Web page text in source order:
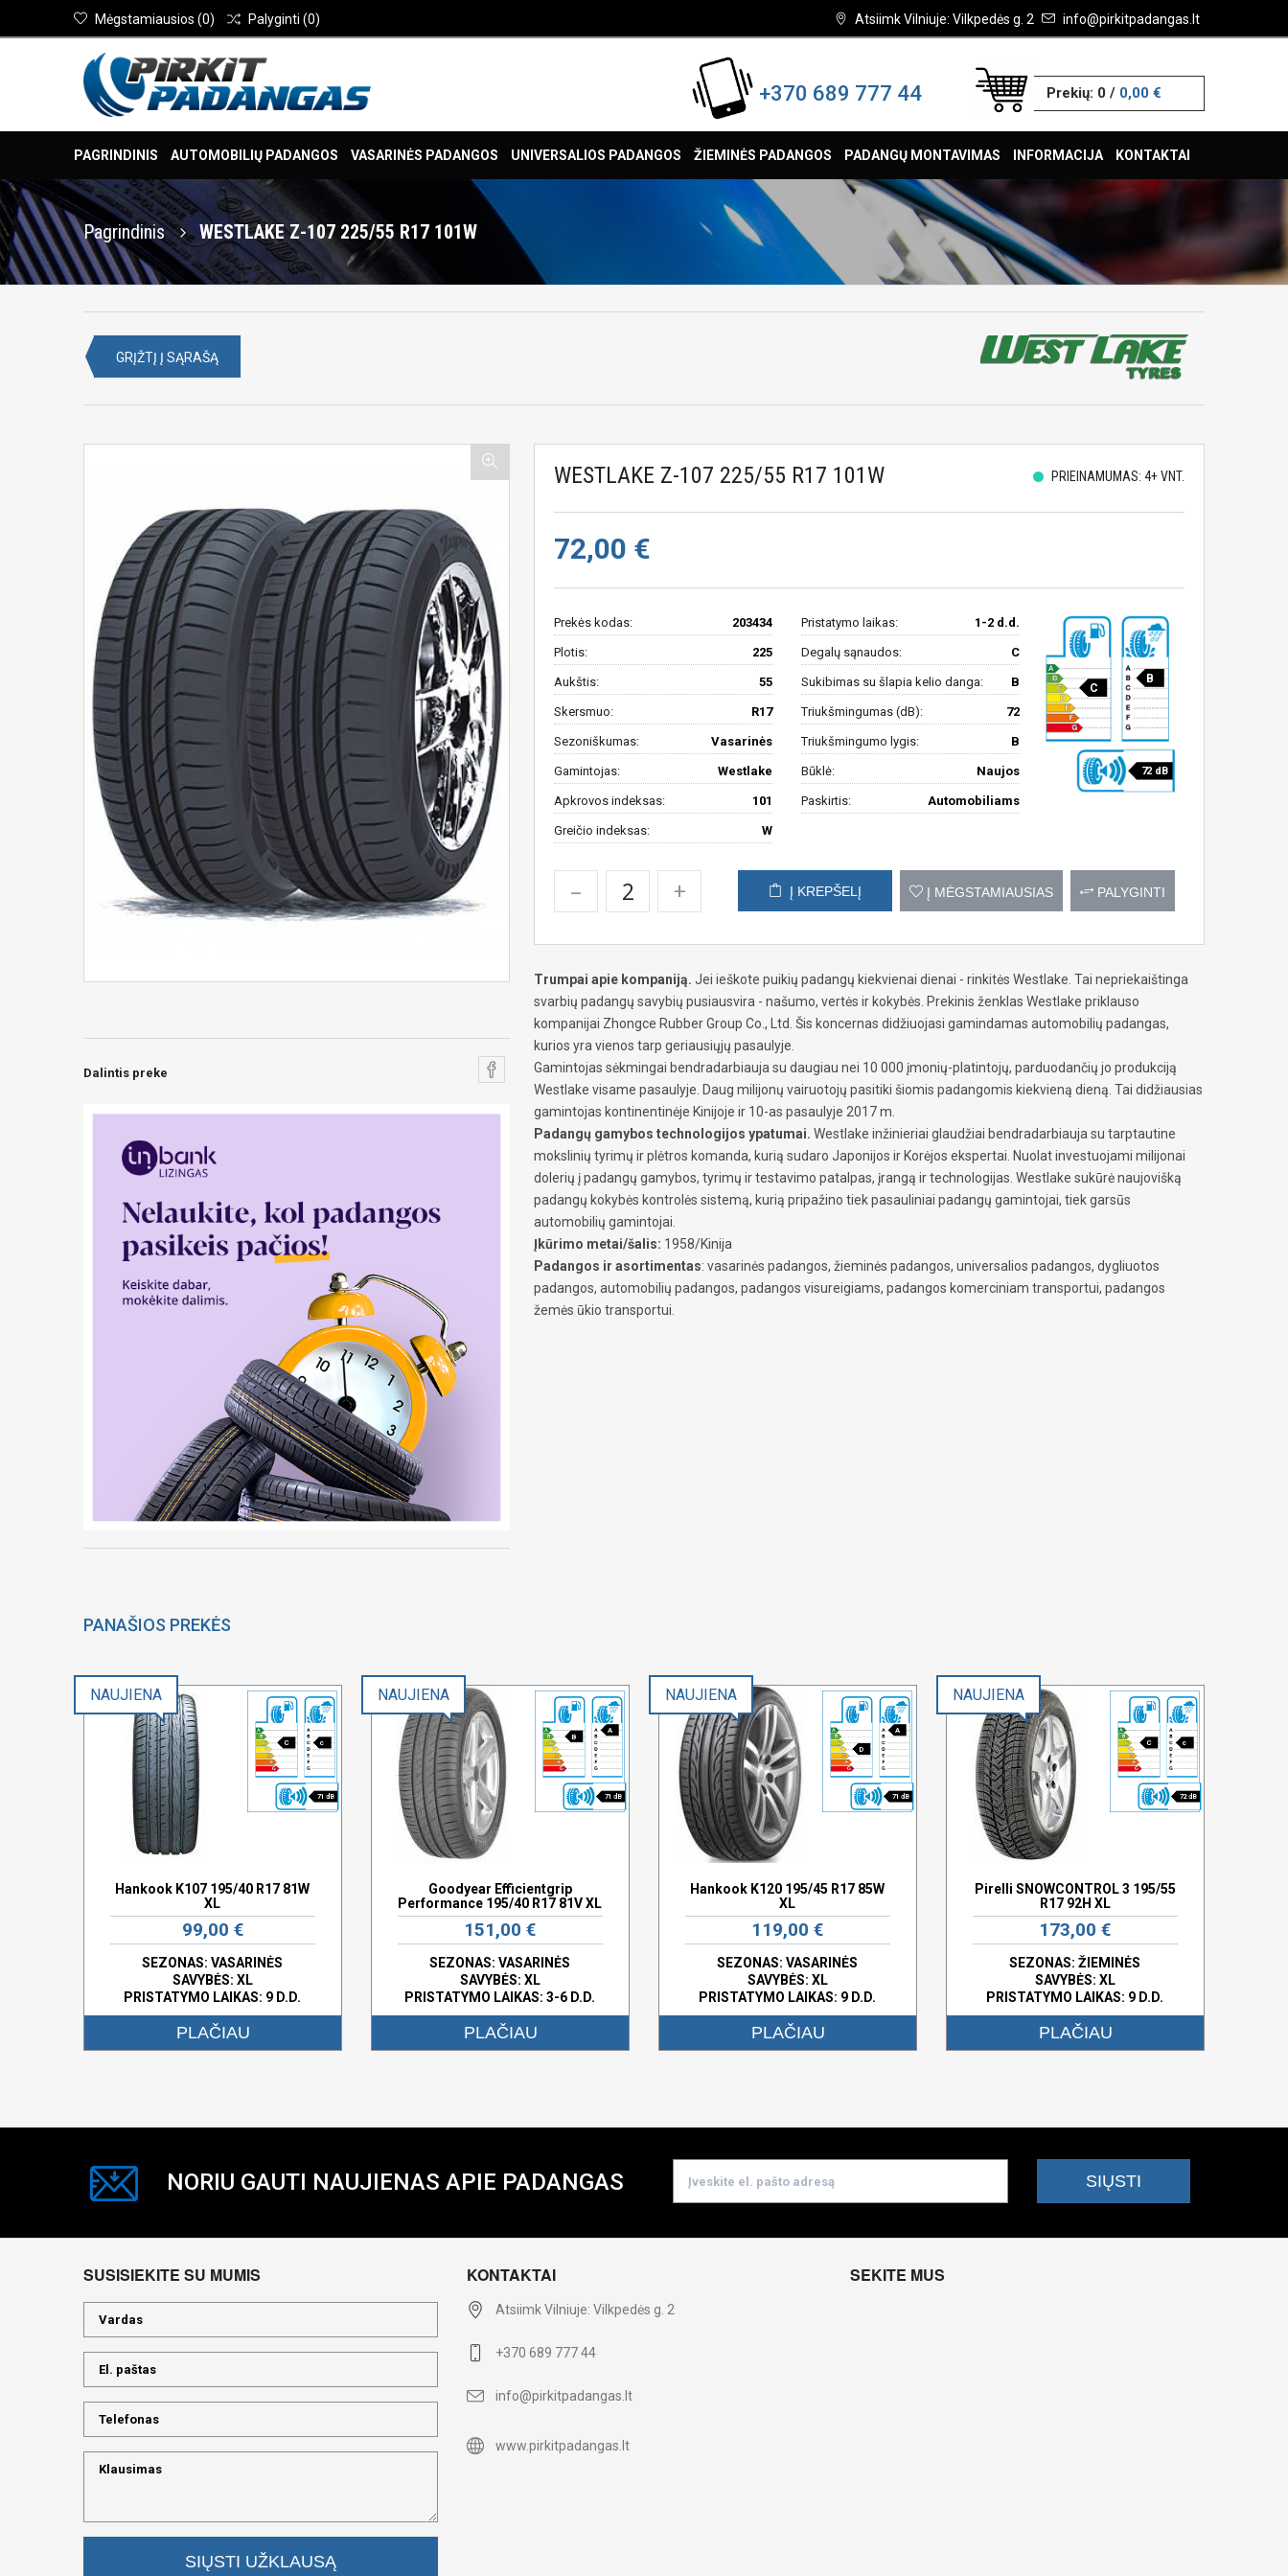
Atsiimk Vilniuje: Vilkpedės g. 2 info@pirkitpadangas.lt
Mėgstamiausios (0) Palyginti (0)
+370 689 777 44 Prekių: 0/ 0,00 €
PAGRINDINIS AUTOMOBILIŲ PADANGOS VASARINĖS PADANGOS UNIVERSALIOS PADANGOS ŽIEMINĖS PADANGOS PADANGŲ MONTAVIMAS INFORMACIJA KONTAKTAI
Pagrindinis WESTLAKE Z-107 225/55 R17 101W
GRĮŽTĮ Į SĄRAŠĄ
Dalintis preke
WESTLAKE Z-107 225/55 R17 101W PRIEINAMUMAS: 4+ VNT.
72,00 €
Prekės kodas: 203434 Pristatymo laikas: 1-2 d.d.
Plotis: 225
Aukštis: 55
Skersmuo: R17
Sezoniškumas: Vasarinės
Gamintojas: Westlake
Apkrovos indeksas: 101
Greičio indeksas: W
Degalų sąnaudos: C
Sukibimas su šlapia kelio danga: B
Triukšmingumas (dB): 72
Triukšmingumo lygis: B
Būklė: Naujos
Paskirtis: Automobiliams
C
B
72 dB
– + Į KREPŠELĮ Į MĖGSTAMIAUSIAS PALYGINTI
Trumpai apie kompaniją. Jei ieškote puikių padangų kiekvienai dienai - rinkitės Westlake. Tai nepriekaištinga
svarbių padangų savybių pusiausvira - našumo, vertės ir kokybės. Prekinis ženklas Westlake priklauso
kompanijai Zhongce Rubber Group Co., Ltd. Šis koncernas didžiuojasi gamindamas automobilių padangas,
kurios yra vienos tarp geriausiųjų pasaulyje.
Gamintojas sėkmingai bendradarbiauja su daugiau nei 10 000 įmonių-platintojų, parduodančių jo produkciją
Westlake visame pasaulyje. Daug milijonų vairuotojų pasitiki šiomis padangomis kiekvieną dieną. Tai didžiausias
gamintojas kontinentinėje Kinijoje ir 10-as pasaulyje 2017 m.
Padangų gamybos technologijos ypatumai. Westlake inžinieriai glaudžiai bendradarbiauja su tarptautine
mokslinių tyrimų ir plėtros komanda, kurią sudaro Japonijos ir Korėjos ekspertai. Nuolat investuojami milijonai
dolerių į padangų gamybos, tyrimų ir testavimo patalpas, įrangą ir technologijas. Westlake sukūrė naujovišką
padangų kokybės kontrolės sistemą, kurią pripažino tiek pasauliniai padangų gamintojai, tiek garsūs
automobilių gamintojai.
Įkūrimo metai/šalis: 1958/Kinija
Padangos ir asortimentas: vasarinės padangos, žieminės padangos, universalios padangos, dygliuotos
padangos, automobilių padangos, padangos visureigiams, padangos komerciniam transportui, padangos
žemės ūkio transportui.
PANAŠIOS PREKĖS
C c
71 dB
NAUJIENA
Hankook K107 195/40 R17 81W
XL
99,00 €
SEZONAS: VASARINĖS
SAVYBĖS: XL
PRISTATYMO LAIKAS: 9 D.D.
PLAČIAU
B
A
71 dB
NAUJIENA
Goodyear Efficientgrip
Performance 195/40 R17 81V XL
151,00 €
SEZONAS: VASARINĖS
SAVYBĖS: XL
PRISTATYMO LAIKAS: 3-6 D.D.
PLAČIAU
D
A
71 dB
NAUJIENA
Hankook K120 195/45 R17 85W
XL
119,00 €
SEZONAS: VASARINĖS
SAVYBĖS: XL
PRISTATYMO LAIKAS: 9 D.D.
PLAČIAU
C c
72 dB
NAUJIENA
Pirelli SNOWCONTROL 3 195/55
R17 92H XL
173,00 €
SEZONAS: ŽIEMINĖS
SAVYBĖS: XL
PRISTATYMO LAIKAS: 9 D.D.
PLAČIAU
NORIU GAUTI NAUJIENAS APIE PADANGAS
SUSISIEKITE SU MUMIS
SIŲSTI UŽKLAUSĄ
KONTAKTAI
Atsiimk Vilniuje: Vilkpedės g. 2
+370 689 777 44
info@pirkitpadangas.lt
www.pirkitpadangas.lt
SEKITE MUS